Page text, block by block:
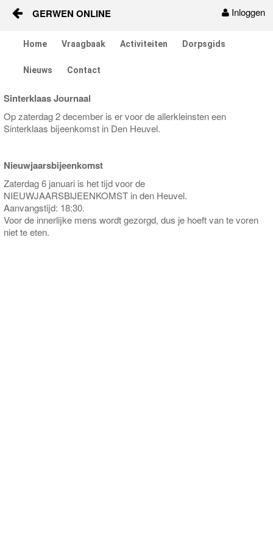
Inloggen
GERWEN ONLINE
Activiteiten
Nieuws
Contact
Berichten en verhalen
Home Vraagbaak Activiteiten Dorpsgids
Nieuws Contact
Sinterklaas Journaal
Op zaterdag 2 december is er voor de allerkleinsten een
Sinterklaas bijeenkomst in Den Heuvel.
Nieuwjaarsbijeenkomst
Zaterdag 6 januari is het tijd voor de
NIEUWJAARSBIJEENKOMST in den Heuvel.
Aanvangstijd: 18:30.
Voor de innerlijke mens wordt gezorgd, dus je hoeft van te voren
niet te eten.